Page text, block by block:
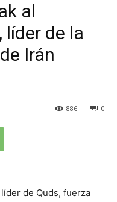
al
líder de la
Irán
0
886
de Quds, fuerza